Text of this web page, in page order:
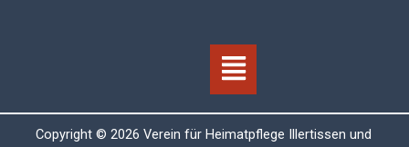
Menü
Copyright © 2026 Verein für Heimatpflege Illertissen und